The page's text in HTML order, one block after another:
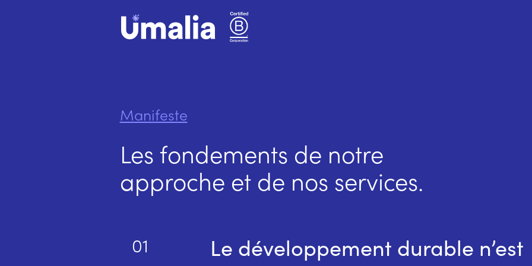
Manifeste
Les fondements de notre
approche et de nos services.
01
Le développement durable n’est